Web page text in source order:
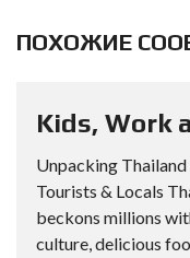
ПОХОЖИЕ
Kids, Work
Unpacking Thailand
Tourists & Locals
beckons millions
culture, delicious